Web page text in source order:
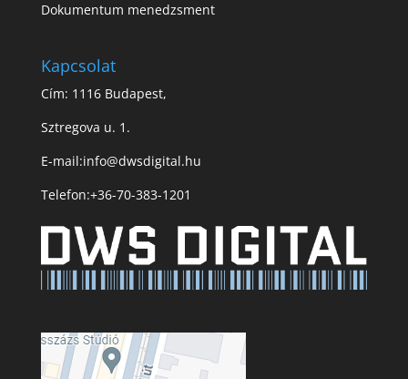
Dokumentum menedzsment
Kapcsolat
Cím: 1116 Budapest,
Sztregova u. 1.
E-mail:info@dwsdigital.hu
Telefon:+36-70-383-1201